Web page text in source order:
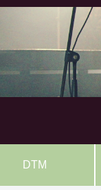
DTM